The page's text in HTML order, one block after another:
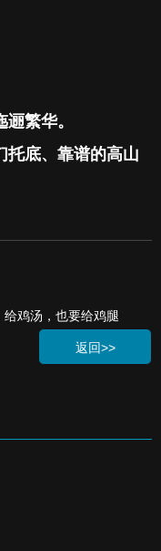
繁华。
托底、靠谱的高山
鸡汤，也要给鸡腿
返回>>